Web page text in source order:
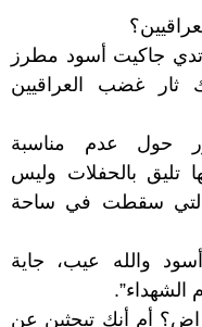
جاكيت أسود مطرز
ثار غضب العراقيين
حول عدم مناسبة
تليق بالحفلات وليس
التي سقطت في ساحة
والله عيب، جاية
الشهداء”.
أم أنك تبحثين عن